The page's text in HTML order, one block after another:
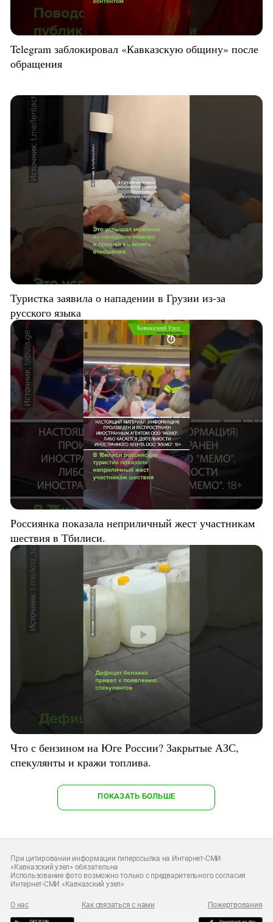
Telegram заблокировал «Кавказскую общину» после
обращения
Туристка заявила о нападении в Грузии из-за
русского языка
Россиянка показала неприличный жест участникам
шествия в Тбилиси.
Что с бензином на Юге России? Закрытые АЗС,
спекулянты и кражи топлива.
ПОКАЗАТЬ БОЛЬШЕ
При цитировании информации гиперссылка на Интернет-СМИ
«Кавказский узел» обязательна
Использование фото возможно только с предварительного согласия
Интернет-СМИ «Кавказский узел»
О нас Как связаться с нами Пожертвования